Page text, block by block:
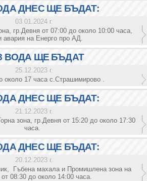
ДНЕС ЩЕ БЪДАТ:
03.01.2024 г.
гр.Девня от 07:00 до около 10:00 часа,
авария на Енерго про АД.
ВОДА ЩЕ БЪДАТ
25.12.2023 г.
около 17 часа с.Страшимирово .
ДНЕС ЩЕ БЪДАТ:
21.12.2023 г.
зона, гр.Девня от 15:20 до около 17:30
часа.
ДНЕС ЩЕ БЪДАТ:
20.12.2023 г.
Гъбена махала и Промишлена зона на
от 08:30 до около 14:00 часа.